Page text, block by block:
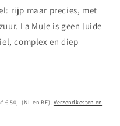
rijp maar precies, met
La Mule is geen luide
complex en diep
€ 50,- (NL en BE). Verzendkosten en